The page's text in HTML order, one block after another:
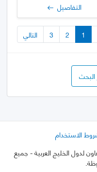
التفاصيل
1
2
3 التالي
البحث
الاستخدام
- جميع